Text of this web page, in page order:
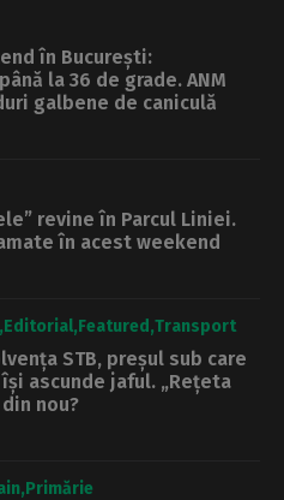
în București:
la 36 de grade. ANM
galbene de caniculă
revine în Parcul Liniei.
în acest weekend
Editorial Featured Transport
STB, preșul sub care
își ascunde jaful. „Rețeta
din nou?
Primărie